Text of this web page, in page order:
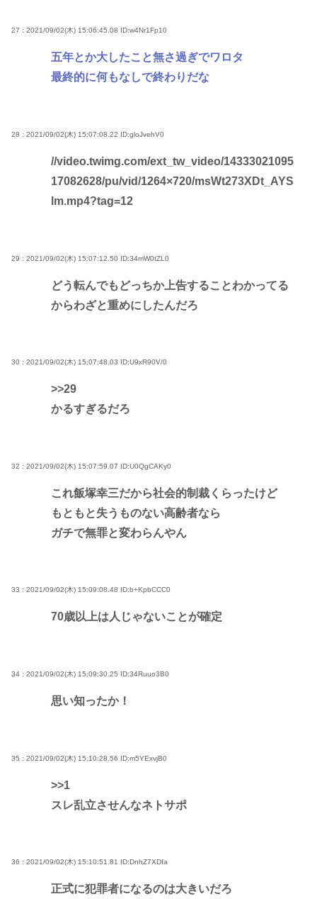
27 : 2021/09/02(木) 15:06:45.08 ID:w4Nr1Fp10
五年とか大したこと無さ過ぎでワロタ
最終的に何もなしで終わりだな
28 : 2021/09/02(木) 15:07:08.22 ID:gloJvehV0
//video.twimg.com/ext_tw_video/14333021095
17082628/pu/vid/1264×720/msWt273XDt_AYS
lm.mp4?tag=12
29 : 2021/09/02(木) 15:07:12.50 ID:34mW0tZL0
どう転んでもどっちか上告することわかってる
からわざと重めにしたんだろ
30 : 2021/09/02(木) 15:07:48.03 ID:U9xR90V/0
>>29
かるすぎるだろ
32 : 2021/09/02(木) 15:07:59.07 ID:U0QgCAKy0
これ飯塚幸三だから社会的制裁くらったけど
もともと失うものない高齢者なら
ガチで無罪と変わらんやん
33 : 2021/09/02(木) 15:09:08.48 ID:b+KpbCCC0
70歳以上は人じゃないことが確定
34 : 2021/09/02(木) 15:09:30.25 ID:34Ruuo3B0
思い知ったか！
35 : 2021/09/02(木) 15:10:28.56 ID:m5YExvjB0
>>1
スレ乱立させんなネトサポ
36 : 2021/09/02(木) 15:10:51.81 ID:DnhZ7XDfa
正式に犯罪者になるのは大きいだろ